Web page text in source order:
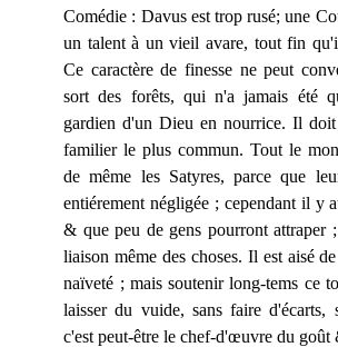
Comédie : Davus est trop rusé; une
un talent à un vieil avare, tout fin
Ce caractère de finesse ne peut
sort des forêts, qui n'a jamais été
gardien d'un Dieu en nourrice. Il
familier le plus commun. Tout le
de même les Satyres, parce que
entiérement négligée ; cependant il y
& que peu de gens pourront attraper
liaison même des choses. Il est aisé
naïveté ; mais soutenir long-tems ce
laisser du vuide, sans faire d'écarts,
c'est peut-être le chef-d'œuvre du goût